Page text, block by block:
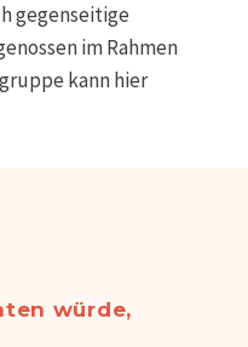
gegenseitige
im Rahmen
kann hier
würde,